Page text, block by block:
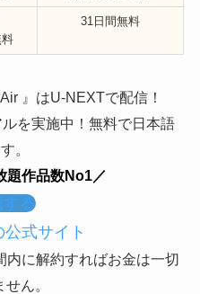
31日間無料
』はU-NEXTで配信！
を実施中！無料で日本語
。
題作品数No1／
する
式サイト
に解約すればお金は一切
ん。